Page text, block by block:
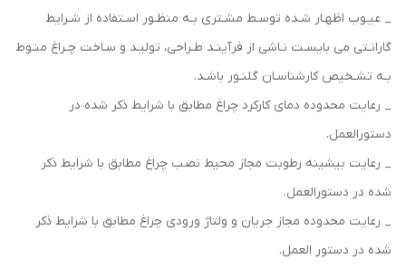
_ عیـوب اظهـار شـده توسـط مشـتری بـه منظـور اسـتفاده از شـرایط
گارانـتی می بایسـت نـاشی از فرآینـد طـراحی، تولیـد و سـاخت چـراغ منـوط
بـه تشـخیص کارشناسـان گلنـور باشـد.
_ رعایت محدوده دمای کارکرد چراغ مطابق با شرایط ذکر شده در
دستورالعمل.
_ رعایت بیشینه رطوبت مجاز محیط نصب چراغ مطابق با شرایط ذکر
شده در دستورالعمل.
_ رعایت محدوده مجاز جریان و ولتاژ ورودی چراغ مطابق با شرایط ذکر
شده در دستور العمل.